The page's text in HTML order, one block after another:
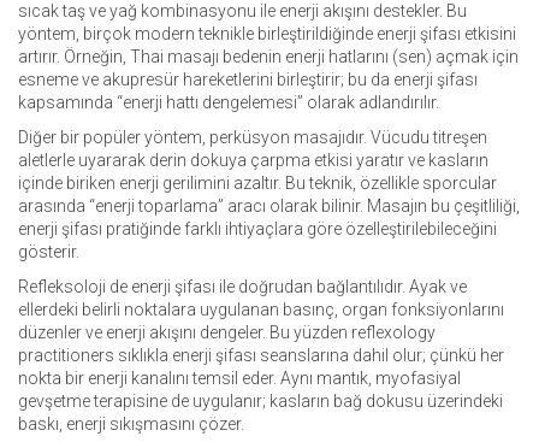
sıcak taş ve yağ kombinasyonu ile enerji akışını destekler. Bu
yöntem, birçok modern teknikle birleştirildiğinde enerji şifası etkisini
artırır. Örneğin, Thai masajı bedenin enerji hatlarını (sen) açmak için
esneme ve akupresür hareketlerini birleştirir; bu da enerji şifası
kapsamında “enerji hattı dengelemesi” olarak adlandırılır.
Diğer bir popüler yöntem, perküsyon masajıdır. Vücudu titreşen
aletlerle uyararak derin dokuya çarpma etkisi yaratır ve kasların
içinde biriken enerji gerilimini azaltır. Bu teknik, özellikle sporcular
arasında “enerji toparlama” aracı olarak bilinir. Masajın bu çeşitliliği,
enerji şifası pratiğinde farklı ihtiyaçlara göre özelleştirilebileceğini
gösterir.
Refleksoloji de enerji şifası ile doğrudan bağlantılıdır. Ayak ve
ellerdeki belirli noktalara uygulanan basınç, organ fonksiyonlarını
düzenler ve enerji akışını dengeler. Bu yüzden reflexology
practitioners sıklıkla enerji şifası seanslarına dahil olur; çünkü her
nokta bir enerji kanalını temsil eder. Aynı mantık, myofasiyal
gevşetme terapisine de uygulanır; kasların bağ dokusu üzerindeki
baskı, enerji sıkışmasını çözer.